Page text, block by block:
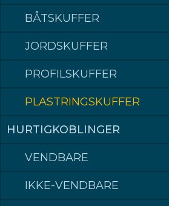
BÅTSKUFFER
JORDSKUFFER
PROFILSKUFFER
PLASTRINGSKUFFER
HURTIGKOBLINGER
VENDBARE
IKKE-VENDBARE
PRODUKTER